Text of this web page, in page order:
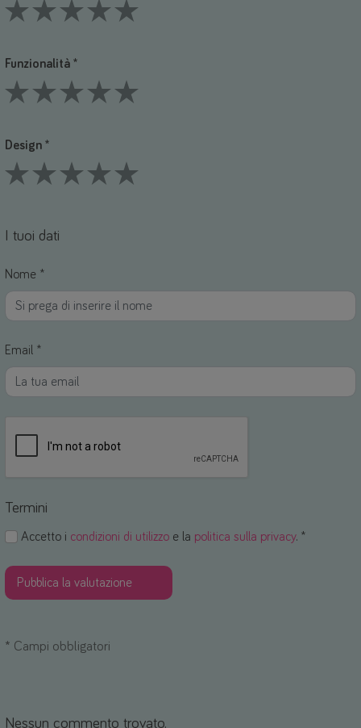
Funzionalità *
Design *
I tuoi dati
Nome *
Email *
Termini
Accetto i condizioni di utilizzo e la politica sulla privacy. *
* Campi obbligatori
Nessun commento trovato.